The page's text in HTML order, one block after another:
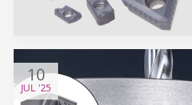
10
JUL '25